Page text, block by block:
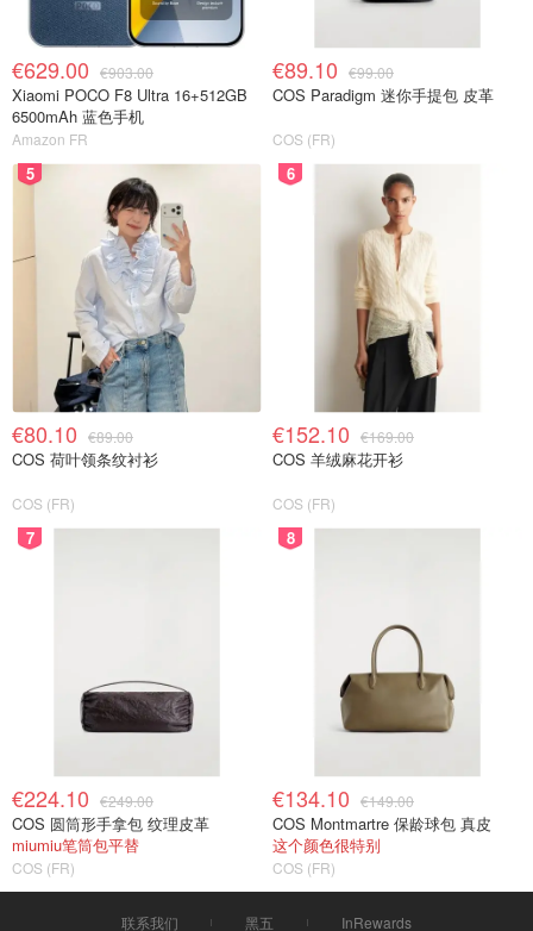
€629.00 €903.00
Xiaomi POCO F8 Ultra 16+512GB
6500mAh 蓝色手机
Amazon FR
€89.10 €99.00
COS Paradigm 迷你手提包 皮革
COS (FR)
5
€80.10 €89.00
COS 荷叶领条纹衬衫
COS (FR)
6
€152.10 €169.00
COS 羊绒麻花开衫
COS (FR)
7
€224.10 €249.00
COS 圆筒形手拿包 纹理皮革
miumiu笔筒包平替
COS (FR)
8
€134.10 €149.00
COS Montmartre 保龄球包 真皮
这个颜色很特别
COS (FR)
联系我们 黑五 InRewards